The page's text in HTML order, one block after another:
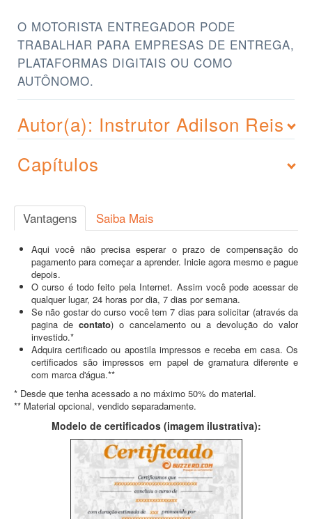
O MOTORISTA ENTREGADOR PODE
TRABALHAR PARA EMPRESAS DE ENTREGA,
PLATAFORMAS DIGITAIS OU COMO
AUTÔNOMO.
Autor(a): Instrutor Adilson Reis
Capítulos
Vantagens Saiba Mais
Aqui você não precisa esperar o prazo de compensação do
pagamento para começar a aprender. Inicie agora mesmo e pague
depois.
O curso é todo feito pela Internet. Assim você pode acessar de
qualquer lugar, 24 horas por dia, 7 dias por semana.
Se não gostar do curso você tem 7 dias para solicitar (através da
pagina de contato) o cancelamento ou a devolução do valor
investido.*
Adquira certificado ou apostila impressos e receba em casa. Os
certificados são impressos em papel de gramatura diferente e
com marca d'água.**
* Desde que tenha acessado a no máximo 50% do material.
** Material opcional, vendido separadamente.
Modelo de certificados (imagem ilustrativa):